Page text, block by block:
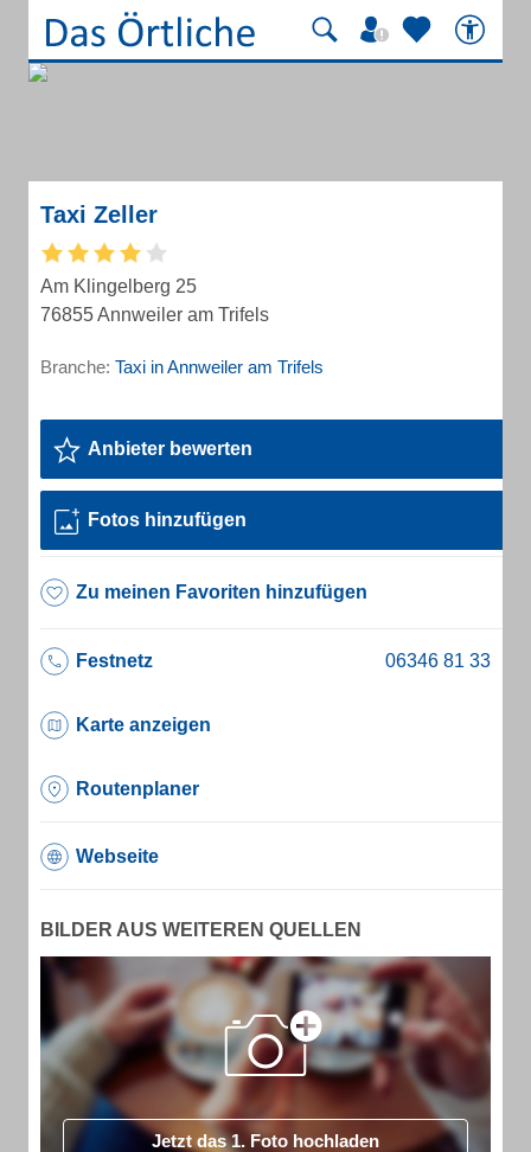
Taxi Zeller
Am Klingelberg 25
76855 Annweiler am Trifels
Branche: Taxi in Annweiler am Trifels
Anbieter bewerten
Fotos hinzufügen
Zu meinen Favoriten hinzufügen
Festnetz
Karte anzeigen
Routenplaner
Webseite
BILDER AUS WEITEREN QUELLEN
Jetzt das 1. Foto hochladen